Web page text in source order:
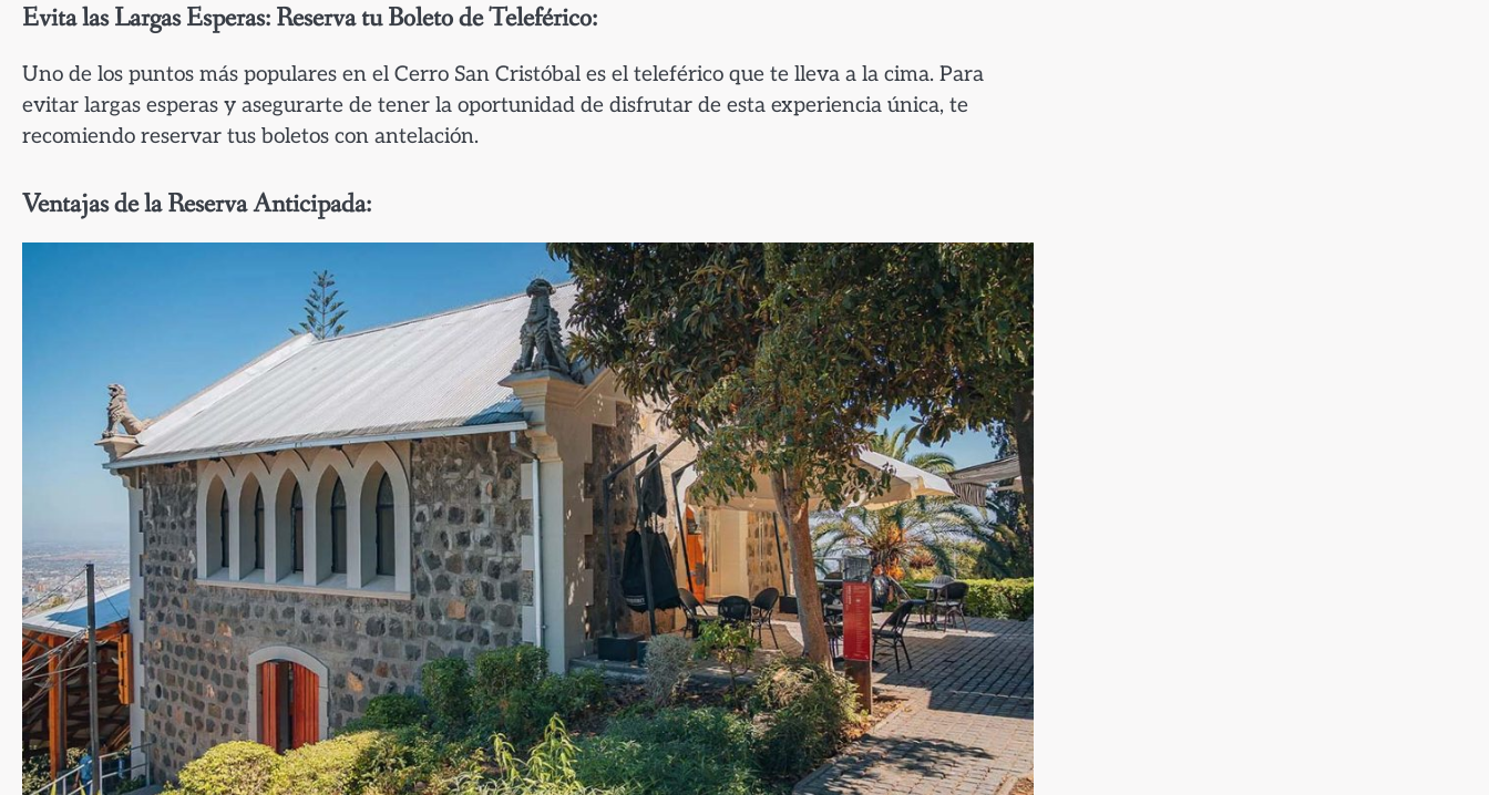
Evita las Largas Esperas: Reserva tu Boleto de Teleférico:
Uno de los puntos más populares en el Cerro San Cristóbal es el teleférico que te lleva a la cima. Para
evitar largas esperas y asegurarte de tener la oportunidad de disfrutar de esta experiencia única, te
recomiendo reservar tus boletos con antelación.
Ventajas de la Reserva Anticipada: